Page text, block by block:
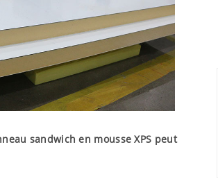
sandwich en mousse XPS peut